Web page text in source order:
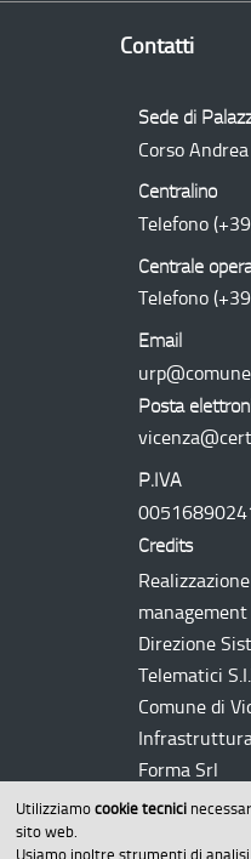
Utilizziamo cookie tecnici
sito web.
Usiamo inoltre strumenti di
Contatti
Sede di
Corso
Centralino
Telefono
Centrale
Telefono
Email
Posta
P.IVA
Credits
Direzione
Telematici
Comune di
Forma Srl